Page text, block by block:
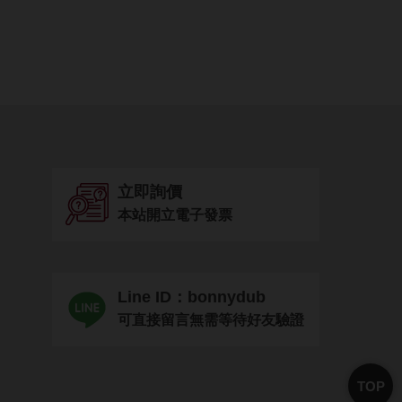
立即詢價
本站開立電子發票
Line ID：bonnydub
可直接留言無需等待好友驗證
TOP